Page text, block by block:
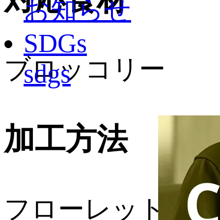
お知らせ
SDGs
sdgs
ブロッコリー
加工方法
フローレットカ